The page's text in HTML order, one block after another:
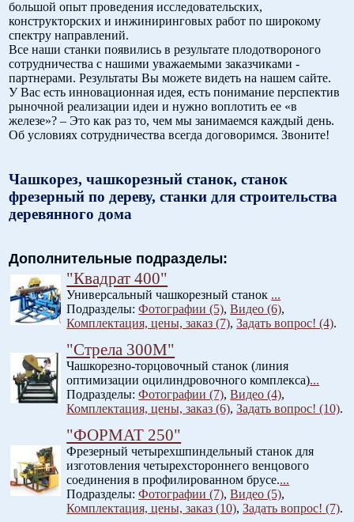
большой опыт проведения исследовательских,
конструкторских и инжиниринговых работ по широкому
спектру направлений.
Все наши станки появились в результате плодотвороного
сотрудничества с нашими уважаемыми заказчиками -
партнерами. Результаты Вы можете видеть на нашем сайте.
У Вас есть инновационная идея, есть понимание перспектив
рыночной реализации идеи и нужно воплотить ее «в
железе»? – Это как раз то, чем мы занимаемся каждый день.
Об условиях сотрудничества всегда договоримся. Звоните!
Чашкорез, чашкорезный станок, станок
фрезерный по дереву, станки для строительства
деревянного дома
Дополнительные подразделы:
"Квадрат 400"
Универсальный чашкорезный станок ...
Подразделы:Фотографии (5),Видео (6),
Комплектация, цены, заказ (7),Задать вопрос! (4).
"Стрела 300М"
Чашкорезно-торцовочный станок (линия
оптимизации оцилиндровочного комплекса)...
Подразделы:Фотографии (7),Видео (4),
Комплектация, цены, заказ (6),Задать вопрос! (10).
"ФОРМАТ 250"
Фрезерный четырехшпиндельный станок для
изготовления четырехстороннего венцового
соединения в профилированном брусе....
Подразделы:Фотографии (7),Видео (5),
Комплектация, цены, заказ (10),Задать вопрос! (7).